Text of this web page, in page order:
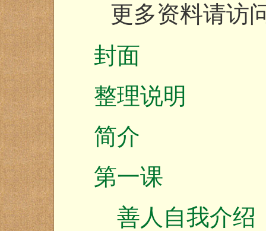
更多资料请访
封面
整理说明
简介
第一课
善人自我介绍